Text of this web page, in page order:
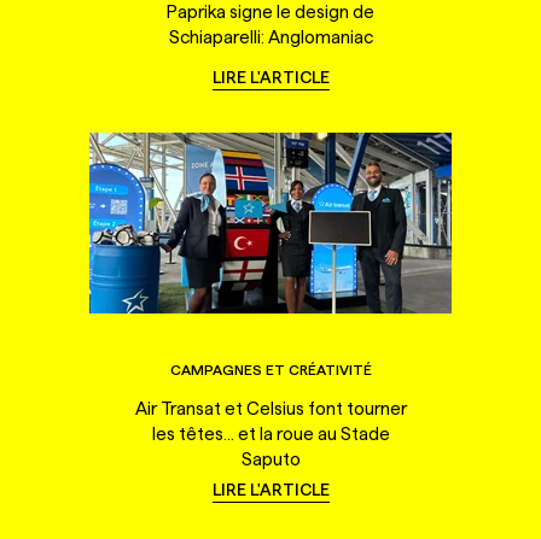
Paprika signe le design de
Schiaparelli: Anglomaniac
LIRE L'ARTICLE
CAMPAGNES ET CRÉATIVITÉ
Air Transat et Celsius font tourner
les têtes... et la roue au Stade
Saputo
LIRE L'ARTICLE